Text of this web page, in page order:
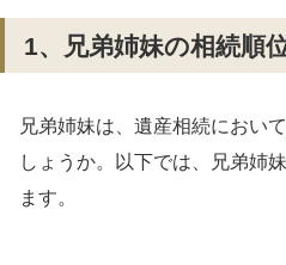
1、兄弟姉妹の相続順
兄弟姉妹は、遺産相続におい
しょうか。以下では、兄弟姉
ます。